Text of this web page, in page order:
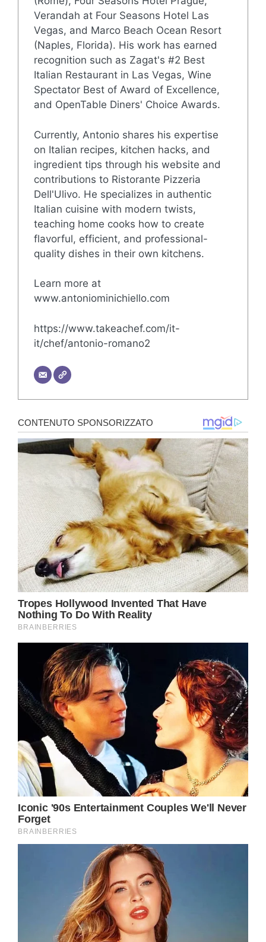
Verandah at Four Seasons Hotel Las
Vegas, and Marco Beach Ocean Resort
(Naples, Florida). His work has earned
recognition such as Zagat's #2 Best
Italian Restaurant in Las Vegas, Wine
Spectator Best of Award of Excellence,
and OpenTable Diners' Choice Awards.
Currently, Antonio shares his expertise
on Italian recipes, kitchen hacks, and
ingredient tips through his website and
contributions to Ristorante Pizzeria
Dell'Ulivo. He specializes in authentic
Italian cuisine with modern twists,
teaching home cooks how to create
flavorful, efficient, and professional-
quality dishes in their own kitchens.
Learn more at
www.antoniominichiello.com
https://www.takeachef.com/it-
it/chef/antonio-romano2